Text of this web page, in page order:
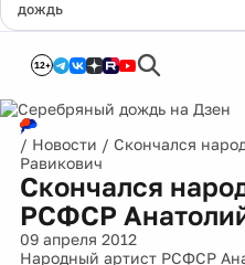
дождь
12+
/ Новости / Скончался
Равикович
Скончался
РСФСР
09 апреля 2012
Народный артист РСФСР